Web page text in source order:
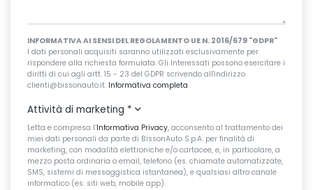
INFORMATIVA AI SENSI DEL REGOLAMENTO UE N. 2016/679 "GDPR"
I dati personali acquisiti saranno utilizzati esclusivamente per
rispondere alla richiesta formulata. Gli Interessati possono esercitare i
diritti di cui agli artt. 15 - 23 del GDPR scrivendo all'indirizzo
clienti@bissonauto.it. Informativa completa.
Attività di marketing *
Letta e compresa l’Informativa Privacy, acconsento al trattamento dei
miei dati personali da parte di BissonAuto S.p.A. per finalità di
marketing, con modalità elettroniche e/o cartacee, e, in particolare, a
mezzo posta ordinaria o email, telefono (es. chiamate automatizzate,
SMS, sistemi di messaggistica istantanea), e qualsiasi altro canale
informatico (es. siti web, mobile app).